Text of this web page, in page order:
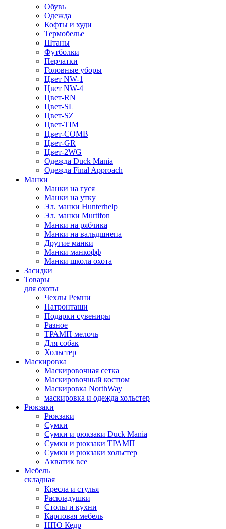
Обувь
Одежда
Кофты и худи
Термобелье
Штаны
Футболки
Перчатки
Головные уборы
Цвет NW-1
Цвет NW-4
Цвет-RN
Цвет-SL
Цвет-SZ
Цвет-TIM
Цвет-COMB
Цвет-GR
Цвет-2WG
Одежда Duck Mania
Одежда Final Approach
Манки
Манки на гуся
Манки на утку
Эл. манки Hunterhelp
Эл. манки Murtifon
Манки на рябчика
Манки на вальдшнепа
Другие манки
Манки манкофф
Манки школа охота
Засидки
Товары
для охоты
Чехлы Ремни
Патронташи
Подарки сувениры
Разное
ТРАМП мелочь
Для собак
Хольстер
Маскировка
Маскировочная сетка
Маскировочный костюм
Маскировка NorthWay
маскировка и одежда хольстер
Рюкзаки
Рюкзаки
Сумки
Сумки и рюкзаки Duck Mania
Сумки и рюкзаки ТРАМП
Сумки и рюкзаки хольстер
Акватик все
Мебель
складная
Кресла и стулья
Раскладушки
Столы и кухни
Карповая мебель
НПО Кедр